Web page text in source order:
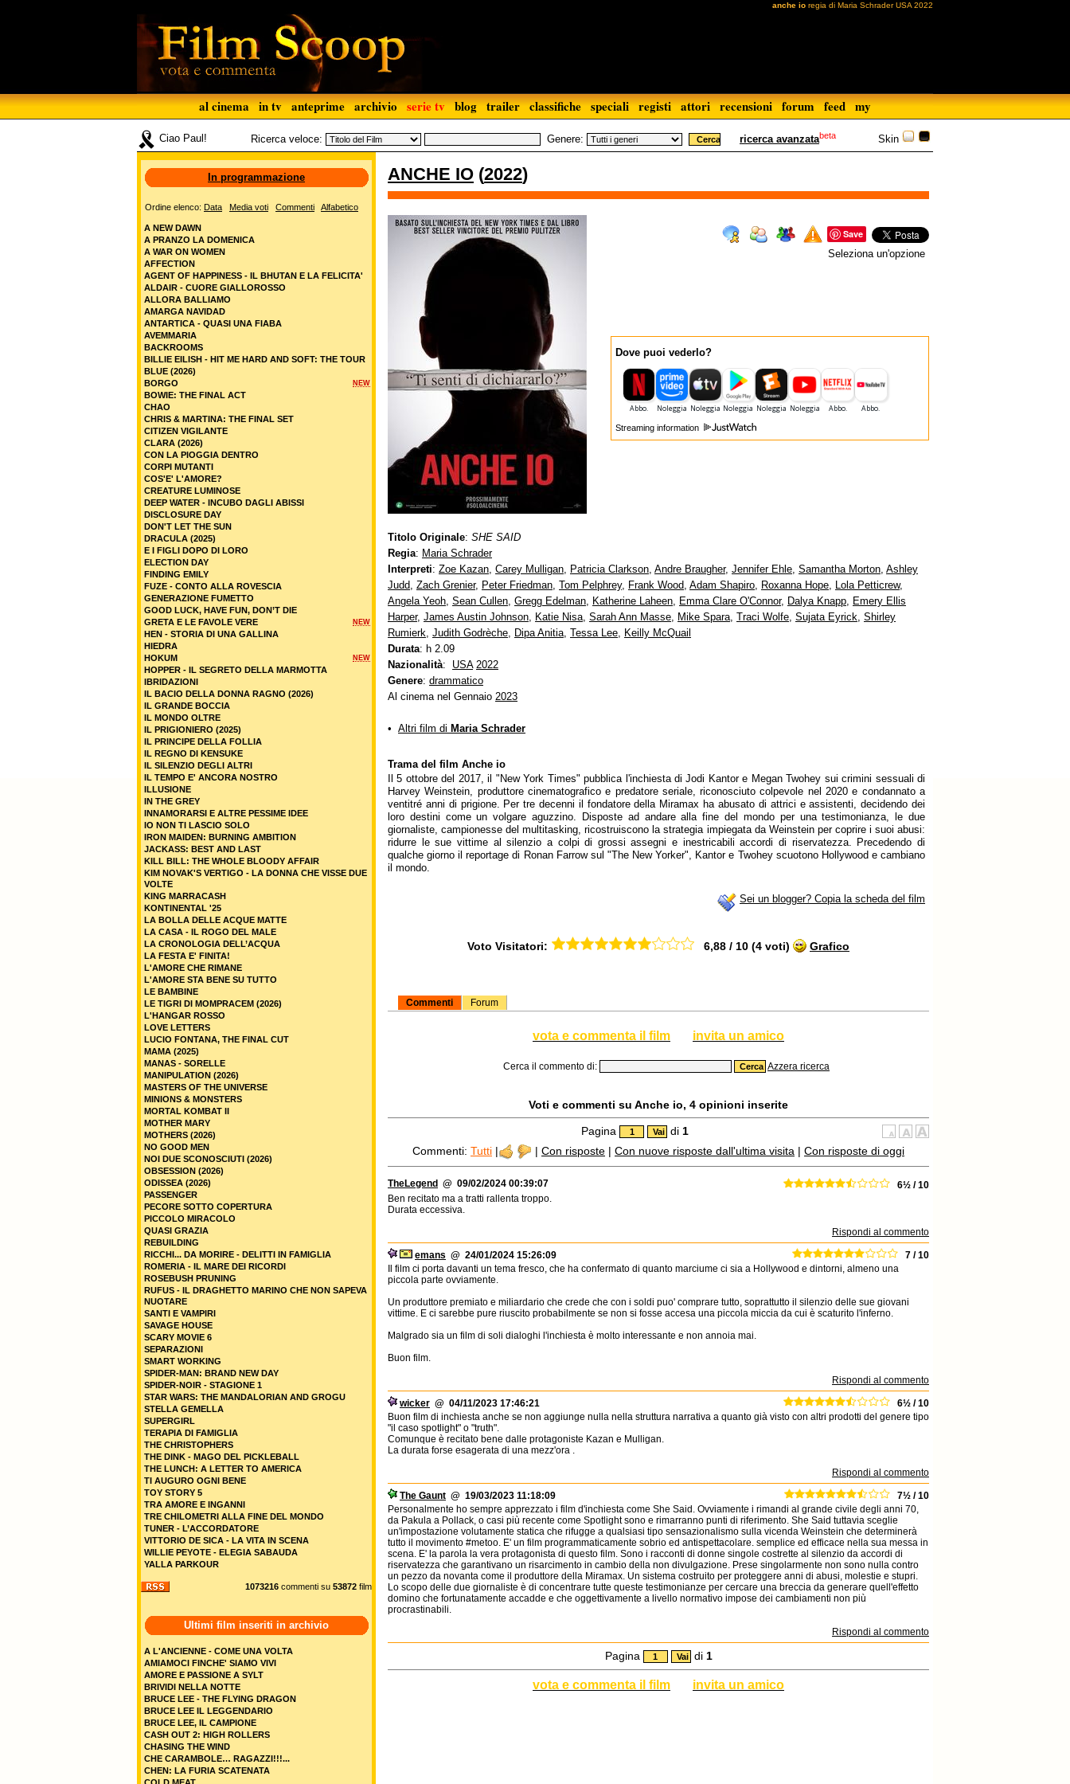
anche io regia di Maria Schrader USA 2022
al cinema in tv anteprime archivio serie tv blog trailer classifiche speciali registi attori recensioni forum feed my
Skin
Ciao Paul! Ricerca veloce: Genere: ricerca avanzatabeta
ANCHE IO (2022)
Save
Seleziona un'opzione
Dove puoi vederlo?
Streaming information
Titolo Originale: SHE SAID
Regia: Maria Schrader
Interpreti: Zoe Kazan, Carey Mulligan, Patricia Clarkson, Andre Braugher, Jennifer Ehle, Samantha Morton, Ashley
Judd, Zach Grenier, Peter Friedman, Tom Pelphrey, Frank Wood, Adam Shapiro, Roxanna Hope, Lola Petticrew,
Angela Yeoh, Sean Cullen, Gregg Edelman, Katherine Laheen, Emma Clare O'Connor, Dalya Knapp, Emery Ellis
Harper, James Austin Johnson, Katie Nisa, Sarah Ann Masse, Mike Spara, Traci Wolfe, Sujata Eyrick, Shirley
Rumierk, Judith Godrèche, Dipa Anitia, Tessa Lee, Keilly McQuail
Durata: h 2.09
Nazionalità: USA 2022
Genere: drammatico
Al cinema nel Gennaio 2023
• Altri film di Maria Schrader
Trama del film Anche io
Il 5 ottobre del 2017, il "New York Times" pubblica l'inchiesta di Jodi Kantor e Megan Twohey sui crimini sessuali di
Harvey Weinstein, produttore cinematografico e predatore seriale, riconosciuto colpevole nel 2020 e condannato a
ventitré anni di prigione. Per tre decenni il fondatore della Miramax ha abusato di attrici e assistenti, decidendo dei
loro destini come un volgare aguzzino. Disposte ad andare alla fine del mondo per una testimonianza, le due
giornaliste, campionesse del multitasking, ricostruiscono la strategia impiegata da Weinstein per coprire i suoi abusi:
ridurre le sue vittime al silenzio a colpi di grossi assegni e inestricabili accordi di riservatezza. Precedendo di
qualche giorno il reportage di Ronan Farrow sul "The New Yorker", Kantor e Twohey scuotono Hollywood e cambiano
il mondo.
Sei un blogger? Copia la scheda del film
Voto Visitatori: 6,88 / 10 (4 voti) Grafico
Commenti Forum
vota e commenta il film invita un amico
Cerca il commento di: Azzera ricerca
Voti e commenti su Anche io, 4 opinioni inserite
Pagina di 1
Commenti: Tutti | | Con risposte | Con nuove risposte dall'ultima visita | Con risposte di oggi
TheLegend @ 09/02/2024 00:39:07
6½ / 10
Ben recitato ma a tratti rallenta troppo.
Durata eccessiva.
Rispondi al commento
emans @ 24/01/2024 15:26:09
7 / 10
Il film ci porta davanti un tema fresco, che ha confermato di quanto marciume ci sia a Hollywood e dintorni, almeno una
piccola parte ovviamente.
Un produttore premiato e miliardario che crede che con i soldi puo' comprare tutto, soprattutto il silenzio delle sue giovani
vittime. E ci sarebbe pure riuscito probabilmente se non si fosse accesa una piccola miccia da cui è scaturito l'inferno.
Malgrado sia un film di soli dialoghi l'inchiesta è molto interessante e non annoia mai.
Buon film.
Rispondi al commento
wicker @ 04/11/2023 17:46:21
6½ / 10
Buon film di inchiesta anche se non aggiunge nulla nella struttura narrativa a quanto già visto con altri prodotti del genere tipo
"il caso spotlight" o "truth".
Comunque è recitato bene dalle protagoniste Kazan e Mulligan.
La durata forse esagerata di una mezz'ora .
Rispondi al commento
The Gaunt @ 19/03/2023 11:18:09
7½ / 10
Personalmente ho sempre apprezzato i film d'inchiesta come She Said. Ovviamente i rimandi al grande civile degli anni 70,
da Pakula a Pollack, o casi più recente come Spotlight sono e rimarranno punti di riferimento. She Said tuttavia sceglie
un'impostazione volutamente statica che rifugge a qualsiasi tipo sensazionalismo sulla vicenda Weinstein che determinerà
tutto il movimento #metoo. E' un film programmaticamente sobrio ed antispettacolare. semplice ed efficace nella sua messa in
scena. E' la parola la vera protagonista di questo film. Sono i racconti di donne singole costrette al silenzio da accordi di
riservatezza che garantivano un risarcimento in cambio della non divulgazione. Prese singolarmente non sono nulla contro
un pezzo da novanta come il produttore della Miramax. Un sistema costruito per proteggere anni di abusi, molestie e stupri.
Lo scopo delle due giornaliste è di concentrare tutte queste testimonianze per cercare una breccia da generare quell'effetto
domino che fortunatamente accadde e che oggettivamente a livello normativo impose dei cambiamenti non più
procrastinabili.
Rispondi al commento
Pagina di 1
vota e commenta il film invita un amico
In programmazione
Ordine elenco: Data Media voti Commenti Alfabetico
A NEW DAWN
A PRANZO LA DOMENICA
A WAR ON WOMEN
AFFECTION
AGENT OF HAPPINESS - IL BHUTAN E LA FELICITA'
ALDAIR - CUORE GIALLOROSSO
ALLORA BALLIAMO
AMARGA NAVIDAD
ANTARTICA - QUASI UNA FIABA
AVEMMARIA
BACKROOMS
BILLIE EILISH - HIT ME HARD AND SOFT: THE TOUR
BLUE (2026)
NEW
BORGO
BOWIE: THE FINAL ACT
CHAO
CHRIS & MARTINA: THE FINAL SET
CITIZEN VIGILANTE
CLARA (2026)
CON LA PIOGGIA DENTRO
CORPI MUTANTI
COS'E' L'AMORE?
CREATURE LUMINOSE
DEEP WATER - INCUBO DAGLI ABISSI
DISCLOSURE DAY
DON'T LET THE SUN
DRACULA (2025)
E I FIGLI DOPO DI LORO
ELECTION DAY
FINDING EMILY
FUZE - CONTO ALLA ROVESCIA
GENERAZIONE FUMETTO
GOOD LUCK, HAVE FUN, DON’T DIE
NEW
GRETA E LE FAVOLE VERE
HEN - STORIA DI UNA GALLINA
HIEDRA
NEW
HOKUM
HOPPER - IL SEGRETO DELLA MARMOTTA
IBRIDAZIONI
IL BACIO DELLA DONNA RAGNO (2026)
IL GRANDE BOCCIA
IL MONDO OLTRE
IL PRIGIONIERO (2025)
IL PRINCIPE DELLA FOLLIA
IL REGNO DI KENSUKE
IL SILENZIO DEGLI ALTRI
IL TEMPO E' ANCORA NOSTRO
ILLUSIONE
IN THE GREY
INNAMORARSI E ALTRE PESSIME IDEE
IO NON TI LASCIO SOLO
IRON MAIDEN: BURNING AMBITION
JACKASS: BEST AND LAST
KILL BILL: THE WHOLE BLOODY AFFAIR
KIM NOVAK'S VERTIGO - LA DONNA CHE VISSE DUE
VOLTE
KING MARRACASH
KONTINENTAL '25
LA BOLLA DELLE ACQUE MATTE
LA CASA - IL ROGO DEL MALE
LA CRONOLOGIA DELL’ACQUA
LA FESTA E' FINITA!
L'AMORE CHE RIMANE
L'AMORE STA BENE SU TUTTO
LE BAMBINE
LE TIGRI DI MOMPRACEM (2026)
L'HANGAR ROSSO
LOVE LETTERS
LUCIO FONTANA, THE FINAL CUT
MAMA (2025)
MANAS - SORELLE
MANIPULATION (2026)
MASTERS OF THE UNIVERSE
MINIONS & MONSTERS
MORTAL KOMBAT II
MOTHER MARY
MOTHERS (2026)
NO GOOD MEN
NOI DUE SCONOSCIUTI (2026)
OBSESSION (2026)
ODISSEA (2026)
PASSENGER
PECORE SOTTO COPERTURA
PICCOLO MIRACOLO
QUASI GRAZIA
REBUILDING
RICCHI... DA MORIRE - DELITTI IN FAMIGLIA
ROMERIA - IL MARE DEI RICORDI
ROSEBUSH PRUNING
RUFUS - IL DRAGHETTO MARINO CHE NON SAPEVA
NUOTARE
SANTI E VAMPIRI
SAVAGE HOUSE
SCARY MOVIE 6
SEPARAZIONI
SMART WORKING
SPIDER-MAN: BRAND NEW DAY
SPIDER-NOIR - STAGIONE 1
STAR WARS: THE MANDALORIAN AND GROGU
STELLA GEMELLA
SUPERGIRL
TERAPIA DI FAMIGLIA
THE CHRISTOPHERS
THE DINK - MAGO DEL PICKLEBALL
THE LUNCH: A LETTER TO AMERICA
TI AUGURO OGNI BENE
TOY STORY 5
TRA AMORE E INGANNI
TRE CHILOMETRI ALLA FINE DEL MONDO
TUNER - L’ACCORDATORE
VITTORIO DE SICA - LA VITA IN SCENA
WILLIE PEYOTE - ELEGIA SABAUDA
YALLA PARKOUR
1073216 commenti su 53872 film
Ultimi film inseriti in archivio
A L'ANCIENNE - COME UNA VOLTA
AMIAMOCI FINCHE' SIAMO VIVI
AMORE E PASSIONE A SYLT
BRIVIDI NELLA NOTTE
BRUCE LEE - THE FLYING DRAGON
BRUCE LEE IL LEGGENDARIO
BRUCE LEE, IL CAMPIONE
CASH OUT 2: HIGH ROLLERS
CHASING THE WIND
CHE CARAMBOLE… RAGAZZI!!!...
CHEN: LA FURIA SCATENATA